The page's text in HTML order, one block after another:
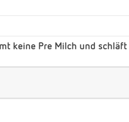
keine Pre Milch und